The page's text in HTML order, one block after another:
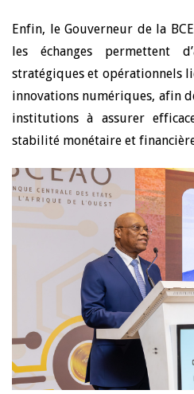
Enfin, le Gouverneur de la
les échanges permettent
stratégiques et opérationnels
innovations numériques, afin
institutions à assurer
stabilité monétaire et